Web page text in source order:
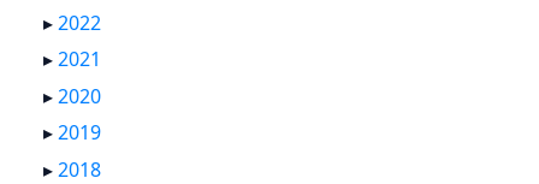
▸2022
▸2021
▸2020
▸2019
▸2018